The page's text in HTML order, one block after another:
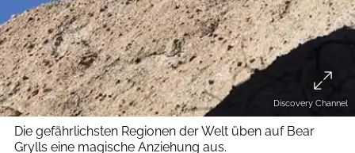
Discovery Channel
Die gefährlichsten Regionen der Welt üben auf Bear
Grylls eine magische Anziehung aus.